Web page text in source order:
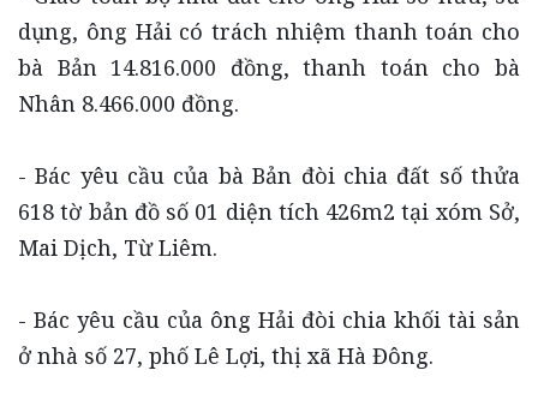
dụng, ông Hải có trách nhiệm thanh toán cho
bà Bản 14.816.000 đồng, thanh toán cho bà
Nhân 8.466.000 đồng.
- Bác yêu cầu của bà Bản đòi chia đất số thửa
618 tờ bản đồ số 01 diện tích 426m2 tại xóm Sở,
Mai Dịch, Từ Liêm.
- Bác yêu cầu của ông Hải đòi chia khối tài sản
ở nhà số 27, phố Lê Lợi, thị xã Hà Đông.